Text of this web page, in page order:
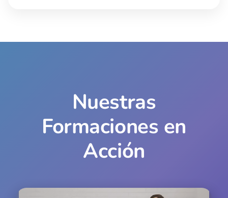
Nuestras
Formaciones en
Acción